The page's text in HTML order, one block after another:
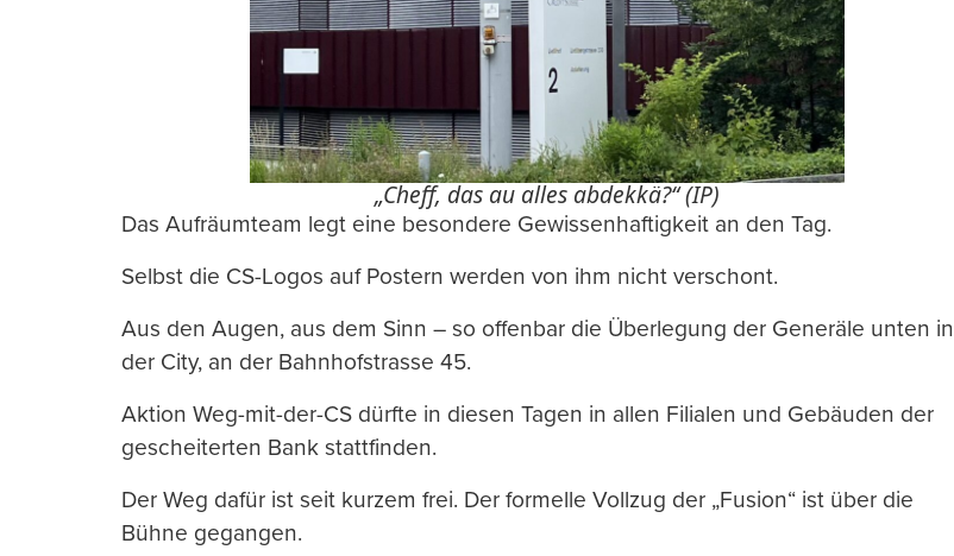
„Cheff, das au alles abdekkä?“ (IP)
Das Aufräumteam legt eine besondere Gewissenhaftigkeit an den Tag.
Selbst die CS-Logos auf Postern werden von ihm nicht verschont.
Aus den Augen, aus dem Sinn – so offenbar die Überlegung der Generäle unten in
der City, an der Bahnhofstrasse 45.
Aktion Weg-mit-der-CS dürfte in diesen Tagen in allen Filialen und Gebäuden der
gescheiterten Bank stattfinden.
Der Weg dafür ist seit kurzem frei. Der formelle Vollzug der „Fusion“ ist über die
Bühne gegangen.